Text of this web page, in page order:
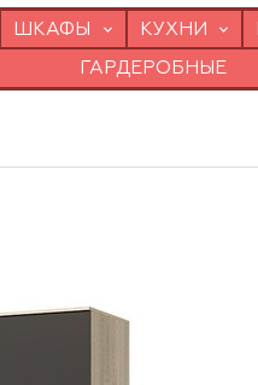
ШКАФЫ КУХНИ
ГАРДЕРОБНЫЕ